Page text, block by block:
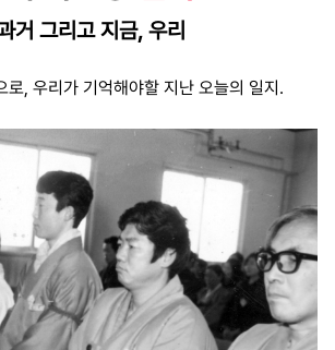
등의 정치인들이 국가보
안법의 철퇴를 맞고 사라
수도 부산에서도 이승만
를 연출하는데, 52년 부
산정치파동으로 발췌개
헌안을 통과시킨다. 54
년 5월 20일 제3대 민의
원 선거에서는 개헌을 통
해 이승만 정권의 영구집
권을 꾀하기 위해 온갖
부정을 다 동원하여 부정
거 그리고 지금, 우리
로, 우리가 기억해야할 지난 오늘의 일지.